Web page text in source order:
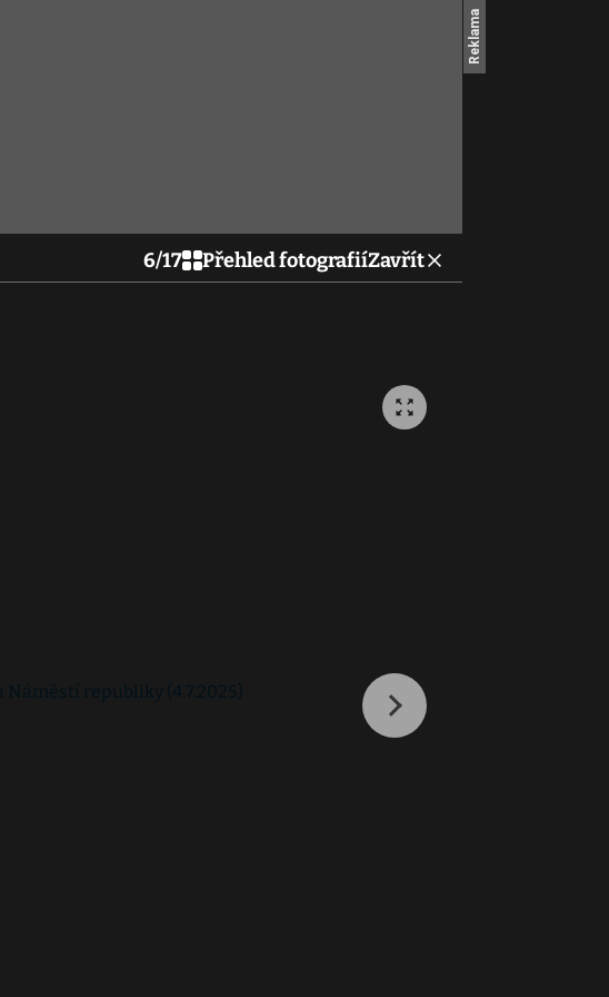
6/17 Přehled fotografiíZavřít